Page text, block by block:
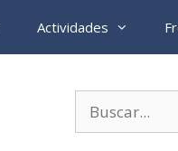
Actividades